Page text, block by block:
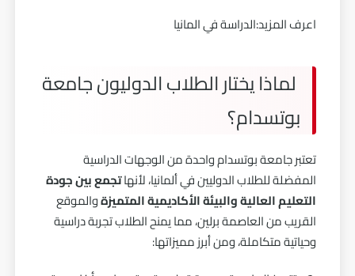
اعرف المزيد:الدراسة في المانيا
لماذا يختار الطلاب الدوليون جامعة
بوتسدام؟
تعتبر جامعة بوتسدام واحدة من الوجهات الدراسية
المفضلة للطلاب الدوليين في ألمانيا، لأنهاتجمع بين جودة
التعليم العالية والبيئة الأكاديمية المتميزةوالموقع
القريب من العاصمة برلين، مما يمنح الطلاب تجربة دراسية
وحياتية متكاملة، ومن أبرز مميزاتها: